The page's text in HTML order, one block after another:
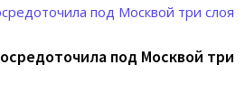
под Москвой три